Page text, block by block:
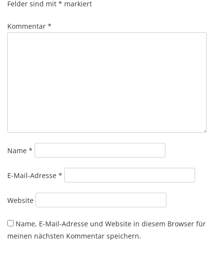
Felder sind mit * markiert
Kommentar *
Name *
E-Mail-Adresse *
Website
Name, E-Mail-Adresse und Website in diesem Browser für
meinen nächsten Kommentar speichern.